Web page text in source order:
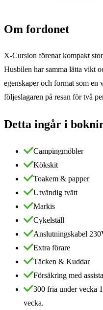
Om fordonet
X-Cursion förenar kompakt
Husbilen har samma lätta vikt
egenskaper och format som
följeslagaren på resan för två
Detta ingår i
Campingmöbler
Kökskit
Toakem & papper
Utvändig tvätt
Markis
Cykelställ
Anslutningskabel
Extra förare
Täcken & Kuddar
Försäkring med
300 fria under vecka
vecka.